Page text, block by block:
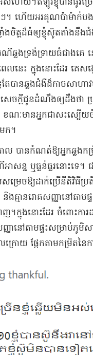
ហើយ​អរគុណ​ប៉ា​ម៉ាក់​បងប្
ងចិត្ត​ដ៏​ធំ​ឲ្យ​ខ្ញុំ​ស៊ូ​តតាំង​នឹង​
ឆ្លង​ទ្រង់ទ្រាយ​ធំជាងគេ
នេះ ក្នុងនោះដែរ គេ​ស
បាន​ឆ្លង​ជំងឺ​ដ៏​កាច​សាហ
ចក្តីជូនដំណឹង​ឲ្យ​ដឹងថា ប្
ណៈ​មាន​អ្នកជា​សះស្បើ
ក​។
បានកំណត់​ឱ្យ​អ្នក​ឆ្លង​កម្
សន្ន ឬ​ធ្ងន់ធ្ងរ​នោះទេ​។
េច​ឱ្យ​ដាក់​ប្រើ​នីតិវិធី​ប្រតិ
មាន​រោគសញ្ញា​នៅតាម​ផ្
។​ក្នុងនោះដែរ ចំពោះ​ការ
នៅតាម​ផ្ទះ​សម្រាប់​ភូមិសា
ផ្អែក​តាម​កម្រិត​នៃ​កា